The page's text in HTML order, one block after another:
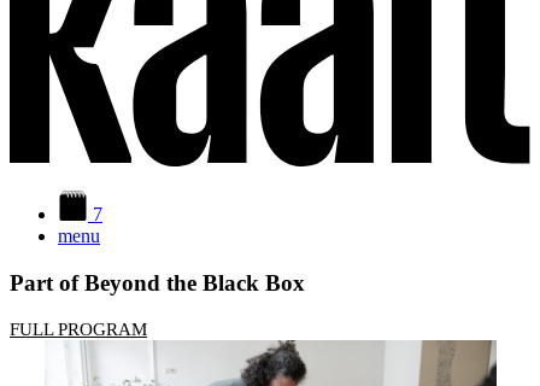
7
menu
Part of Beyond the Black Box
FULL PROGRAM